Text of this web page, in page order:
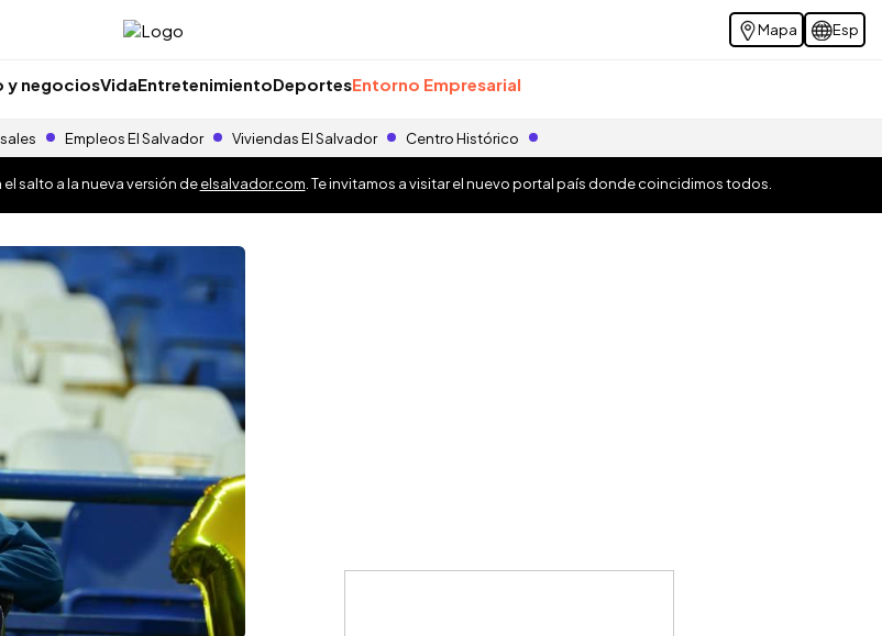
Mapa Esp
y negociosVidaEntretenimientoDeportesEntorno Empresarial
Empleos El Salvador Viviendas El Salvador Centro Histórico
salto a la nueva versión deelsalvador.com . Te invitamos a visitar el nuevo portal país donde coincidimos todos.